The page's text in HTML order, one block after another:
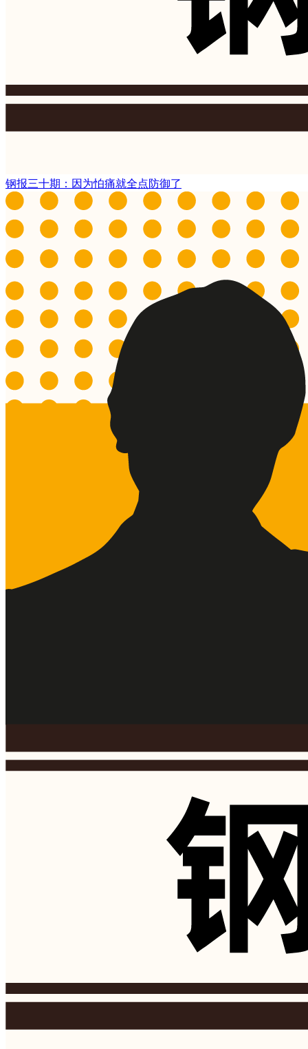
钢报三十期：因为怕痛就全点防御了